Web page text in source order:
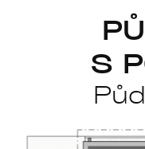
S